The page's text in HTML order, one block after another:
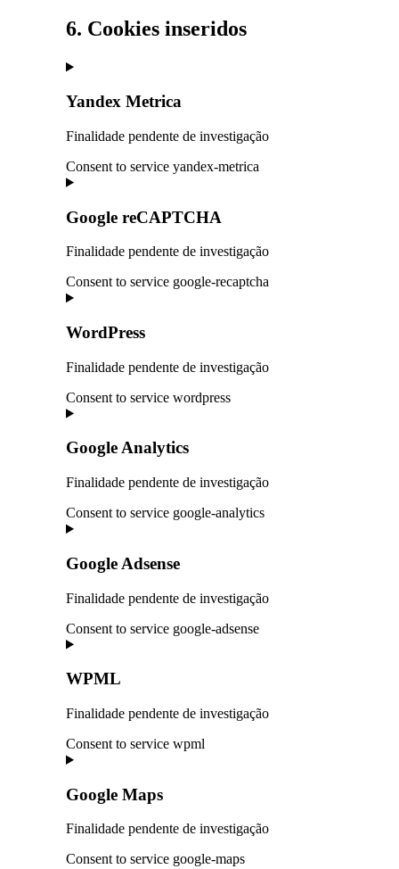
6. Cookies inseridos
Yandex Metrica
Finalidade pendente de investigação
Consent to service yandex-metrica
Google reCAPTCHA
Finalidade pendente de investigação
Consent to service google-recaptcha
WordPress
Finalidade pendente de investigação
Consent to service wordpress
Google Analytics
Finalidade pendente de investigação
Consent to service google-analytics
Google Adsense
Finalidade pendente de investigação
Consent to service google-adsense
WPML
Finalidade pendente de investigação
Consent to service wpml
Google Maps
Finalidade pendente de investigação
Consent to service google-maps